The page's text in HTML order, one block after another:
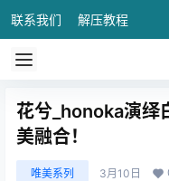
联系我们 解压教程
花兮_honoka演绎
美融合！
唯美系列 3月10日